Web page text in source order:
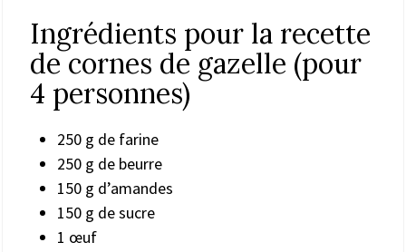
Ingrédients pour la recette
de cornes de gazelle (pour
4 personnes)
250 g de farine
250 g de beurre
150 g d’amandes
150 g de sucre
1 œuf